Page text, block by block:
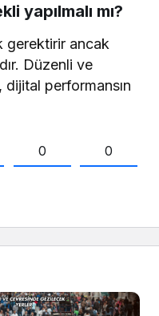
yapılmalı mı?
gerektirir ancak
Düzenli ve
dijital performansın
0 0